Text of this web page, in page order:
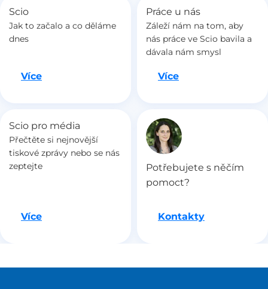
Scio
Jak to začalo a co děláme
dnes
VíceJdeme na to
Práce u nás
Záleží nám na tom, aby
nás práce ve Scio bavila a
dávala nám smysl
VíceJdeme na to
Scio pro média
Přečtěte si nejnovější
tiskové zprávy nebo se nás
zeptejte
VíceJdeme na to
Potřebujete s něčím
pomoct?
Kontakty